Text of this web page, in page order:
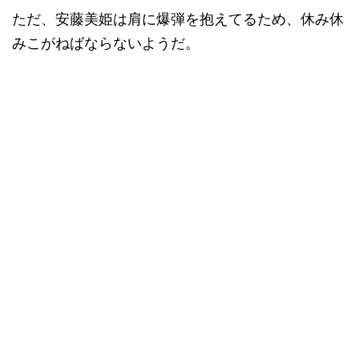
ただ、安藤美姫は肩に爆弾を抱えてるため、休み休
みこがねばならないようだ。